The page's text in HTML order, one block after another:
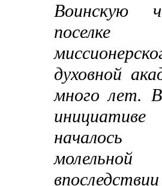
Воинскую
духовной
много лет.
началось